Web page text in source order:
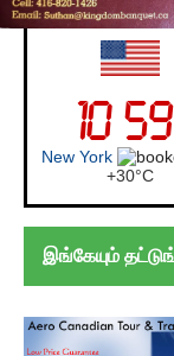
UK
London
+29°C
இங்கேயும்